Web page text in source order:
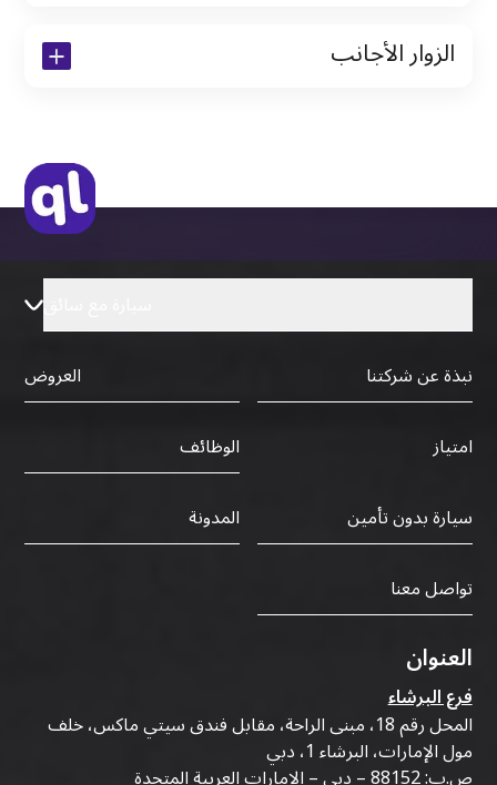
نسخة من تأشيرة الاقامة
الزوار الأجانب
نبذة عن شركتنا
العروض
امتياز
الوظائف
سيارة بدون تأمين
المدونة
تواصل معنا
العنوان
فرع البرشاء
المحل رقم 18، مبنى الراحة، مقابل فندق سيتي ماكس، خلف
مول الإمارات، البرشاء 1، دبي